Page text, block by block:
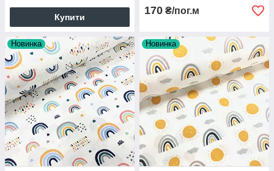
Купити
170 ₴/пог.м
Новинка Новинка